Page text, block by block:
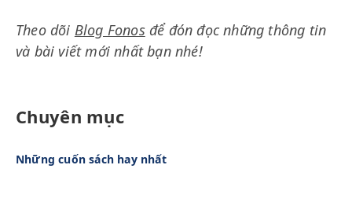
Theo dõi Blog Fonosđể đón đọc những thông tin
và bài viết mới nhất bạn nhé!
Chuyên mục
Những cuốn sách hay nhất